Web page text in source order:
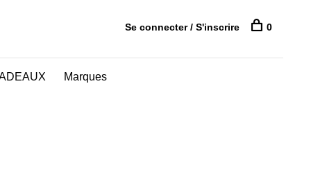
Marques
Se connecter / S'inscrire 0